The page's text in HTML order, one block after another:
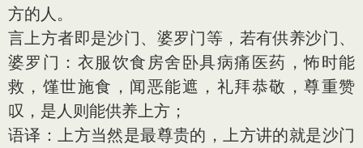
方的人。
言上方者即是沙门、婆罗门等，若有供养沙门、
婆罗门：衣服饮食房舍卧具病痛医药，怖时能
救，馑世施食，闻恶能遮，礼拜恭敬，尊重赞
叹，是人则能供养上方；
语译：上方当然是最尊贵的，上方讲的就是沙门